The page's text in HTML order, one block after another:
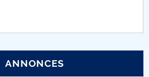
ANNONCES